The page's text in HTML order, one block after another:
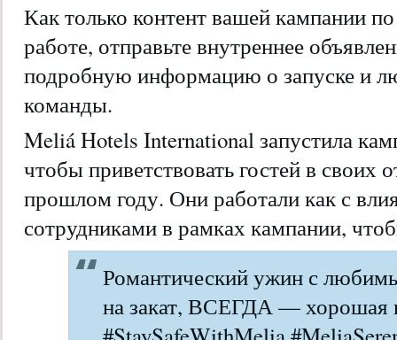
Как только контент вашей кампании по
работе, отправьте внутреннее
подробную информацию о запуске и
команды.
Meliá Hotels International запустила
чтобы приветствовать гостей в своих
прошлом году. Они работали как с
сотрудниками в рамках кампании,
Романтический ужин с
на закат, ВСЕГДА — хорошая